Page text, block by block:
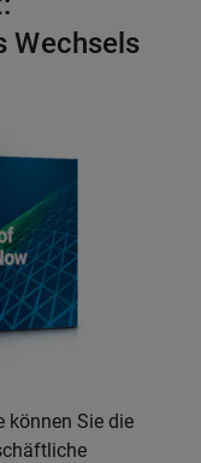
Wechsels
können Sie die